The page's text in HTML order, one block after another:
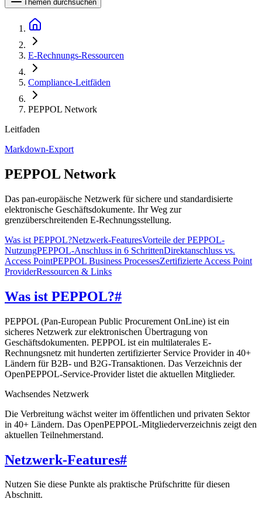
Themen durchsuchen
E-Rechnungs-Ressourcen
Compliance-Leitfäden
PEPPOL Network
Leitfaden
Markdown-Export
PEPPOL Network
Das pan-europäische Netzwerk für sichere und standardisierte
elektronische Geschäftsdokumente. Ihr Weg zur
grenzüberschreitenden E-Rechnungsstellung.
Was ist PEPPOL?Netzwerk-FeaturesVorteile der PEPPOL-
NutzungPEPPOL-Anschluss in 6 SchrittenDirektanschluss vs.
Access PointPEPPOL Business ProcessesZertifizierte Access Point
ProviderRessourcen & Links
Was ist PEPPOL?#
PEPPOL (Pan-European Public Procurement OnLine) ist ein
sicheres Netzwerk zur elektronischen Übertragung von
Geschäftsdokumenten. PEPPOL ist ein multilaterales E-
Rechnungsnetz mit hunderten zertifizierter Service Provider in 40+
Ländern für B2B- und B2G-Transaktionen. Das Verzeichnis der
OpenPEPPOL-Service-Provider listet die aktuellen Mitglieder.
Wachsendes Netzwerk
Die Verbreitung wächst weiter im öffentlichen und privaten Sektor
in 40+ Ländern. Das OpenPEPPOL-Mitgliederverzeichnis zeigt den
aktuellen Teilnehmerstand.
Netzwerk-Features#
Nutzen Sie diese Punkte als praktische Prüfschritte für diesen
Abschnitt.